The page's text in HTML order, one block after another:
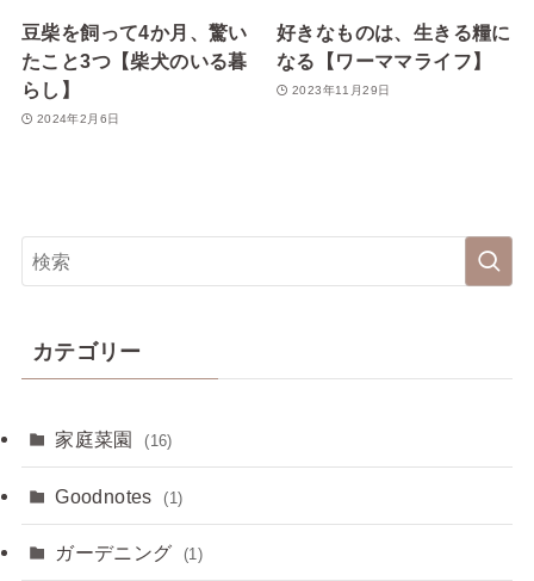
豆柴を飼って4か月、驚い
たこと3つ【柴犬のいる暮
らし】
2024年2月6日
好きなものは、生きる糧に
なる【ワーママライフ】
2023年11月29日
カテゴリー
家庭菜園 (16)
Goodnotes (1)
ガーデニング (1)